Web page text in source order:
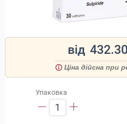
від 432.30
Ціна дійсна при
Упаковка
1